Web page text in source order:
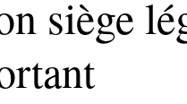
siège